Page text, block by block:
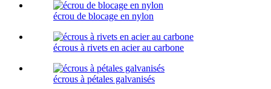
écrou de blocage en nylon
écrous à rivets en acier au carbone
écrous à pétales galvanisés